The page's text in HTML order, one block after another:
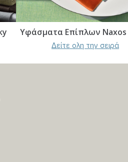
Υφάσματα Επίπλων Naxos
Δείτε ολη την σειρά